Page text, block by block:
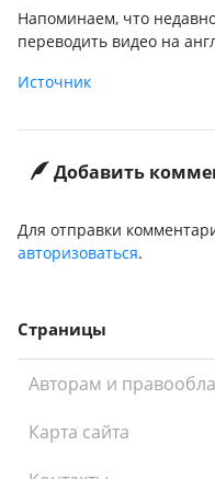
Напоминаем, что
переводить видео на
Источник
Добавить
Для отправки
авторизоваться.
Страницы
Авторам и
Карта сайта